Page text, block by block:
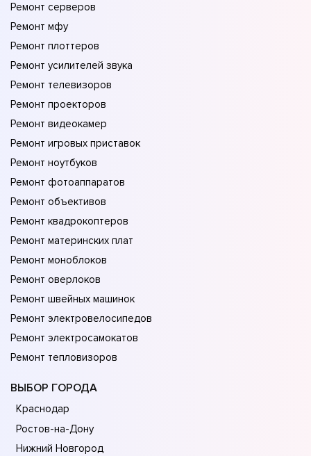
Ремонт серверов
Ремонт мфу
Ремонт плоттеров
Ремонт усилителей звука
Ремонт телевизоров
Ремонт проекторов
Ремонт видеокамер
Ремонт игровых приставок
Ремонт ноутбуков
Ремонт фотоаппаратов
Ремонт объективов
Ремонт квадрокоптеров
Ремонт материнских плат
Ремонт моноблоков
Ремонт оверлоков
Ремонт швейных машинок
Ремонт электровелосипедов
Ремонт электросамокатов
Ремонт тепловизоров
ВЫБОР ГОРОДА
Краснодар
Ростов-на-Дону
Нижний Новгород